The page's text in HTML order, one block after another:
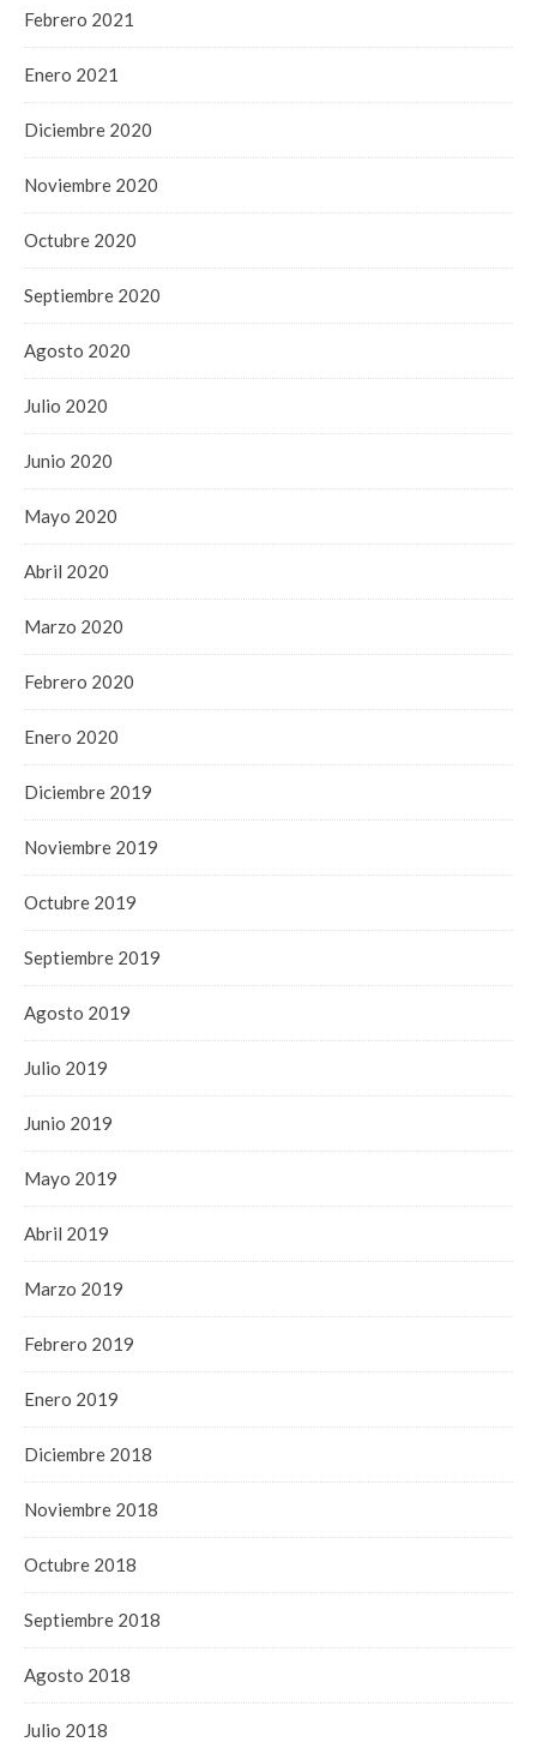
Febrero 2021
Enero 2021
Diciembre 2020
Noviembre 2020
Octubre 2020
Septiembre 2020
Agosto 2020
Julio 2020
Junio 2020
Mayo 2020
Abril 2020
Marzo 2020
Febrero 2020
Enero 2020
Diciembre 2019
Noviembre 2019
Octubre 2019
Septiembre 2019
Agosto 2019
Julio 2019
Junio 2019
Mayo 2019
Abril 2019
Marzo 2019
Febrero 2019
Enero 2019
Diciembre 2018
Noviembre 2018
Octubre 2018
Septiembre 2018
Agosto 2018
Julio 2018